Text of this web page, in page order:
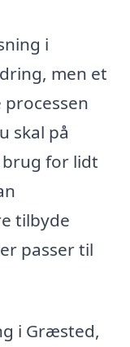
i
men et
skal på
for lidt
tilbyde
passer til
i Græsted,